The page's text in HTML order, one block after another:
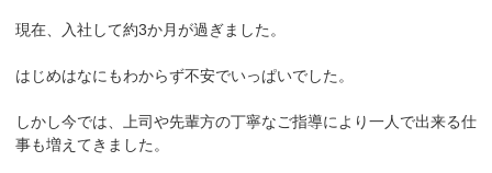
現在、入社して約3か月が過ぎました。
はじめはなにもわからず不安でいっぱいでした。
しかし今では、上司や先輩方の丁寧なご指導により一人で出来る仕
事も増えてきました。